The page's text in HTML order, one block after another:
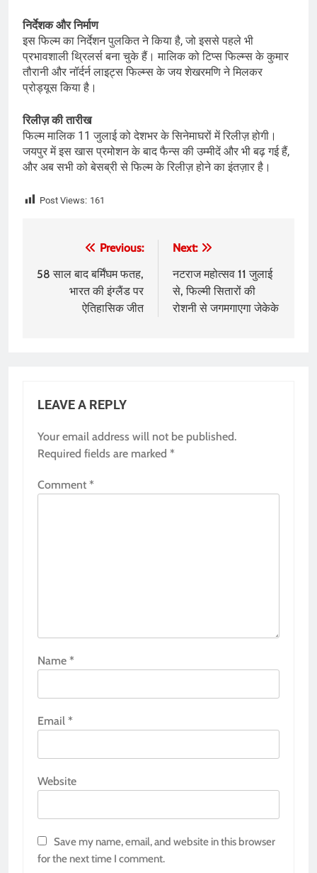
निर्देशक और निर्माण
इस फिल्म का निर्देशन पुलकित ने किया है, जो इससे पहले भी
प्रभावशाली थ्रिलर्स बना चुके हैं। मालिक को टिप्स फिल्म्स के कुमार
तौरानी और नॉर्दर्न लाइट्स फिल्म्स के जय शेखरमणि ने मिलकर
प्रोड्यूस किया है।
रिलीज़ की तारीख
फिल्म मालिक 11 जुलाई को देशभर के सिनेमाघरों में रिलीज़ होगी।
जयपुर में इस खास प्रमोशन के बाद फैन्स की उम्मीदें और भी बढ़ गई हैं,
और अब सभी को बेसब्री से फिल्म के रिलीज़ होने का इंतज़ार है।
Post Views: 161
navigation
Previous:
58 साल बाद बर्मिंघम फतह,
भारत की इंग्लैंड पर
ऐतिहासिक जीत
Next:
नटराज महोत्सव 11 जुलाई
से, फिल्मी सितारों की
रोशनी से जगमगाएगा जेकेके
LEAVE A REPLY
Your email address will not be published.
Required fields are marked *
Comment *
Name *
Email *
Website
Save my name, email, and website in this browser
for the next time I comment.